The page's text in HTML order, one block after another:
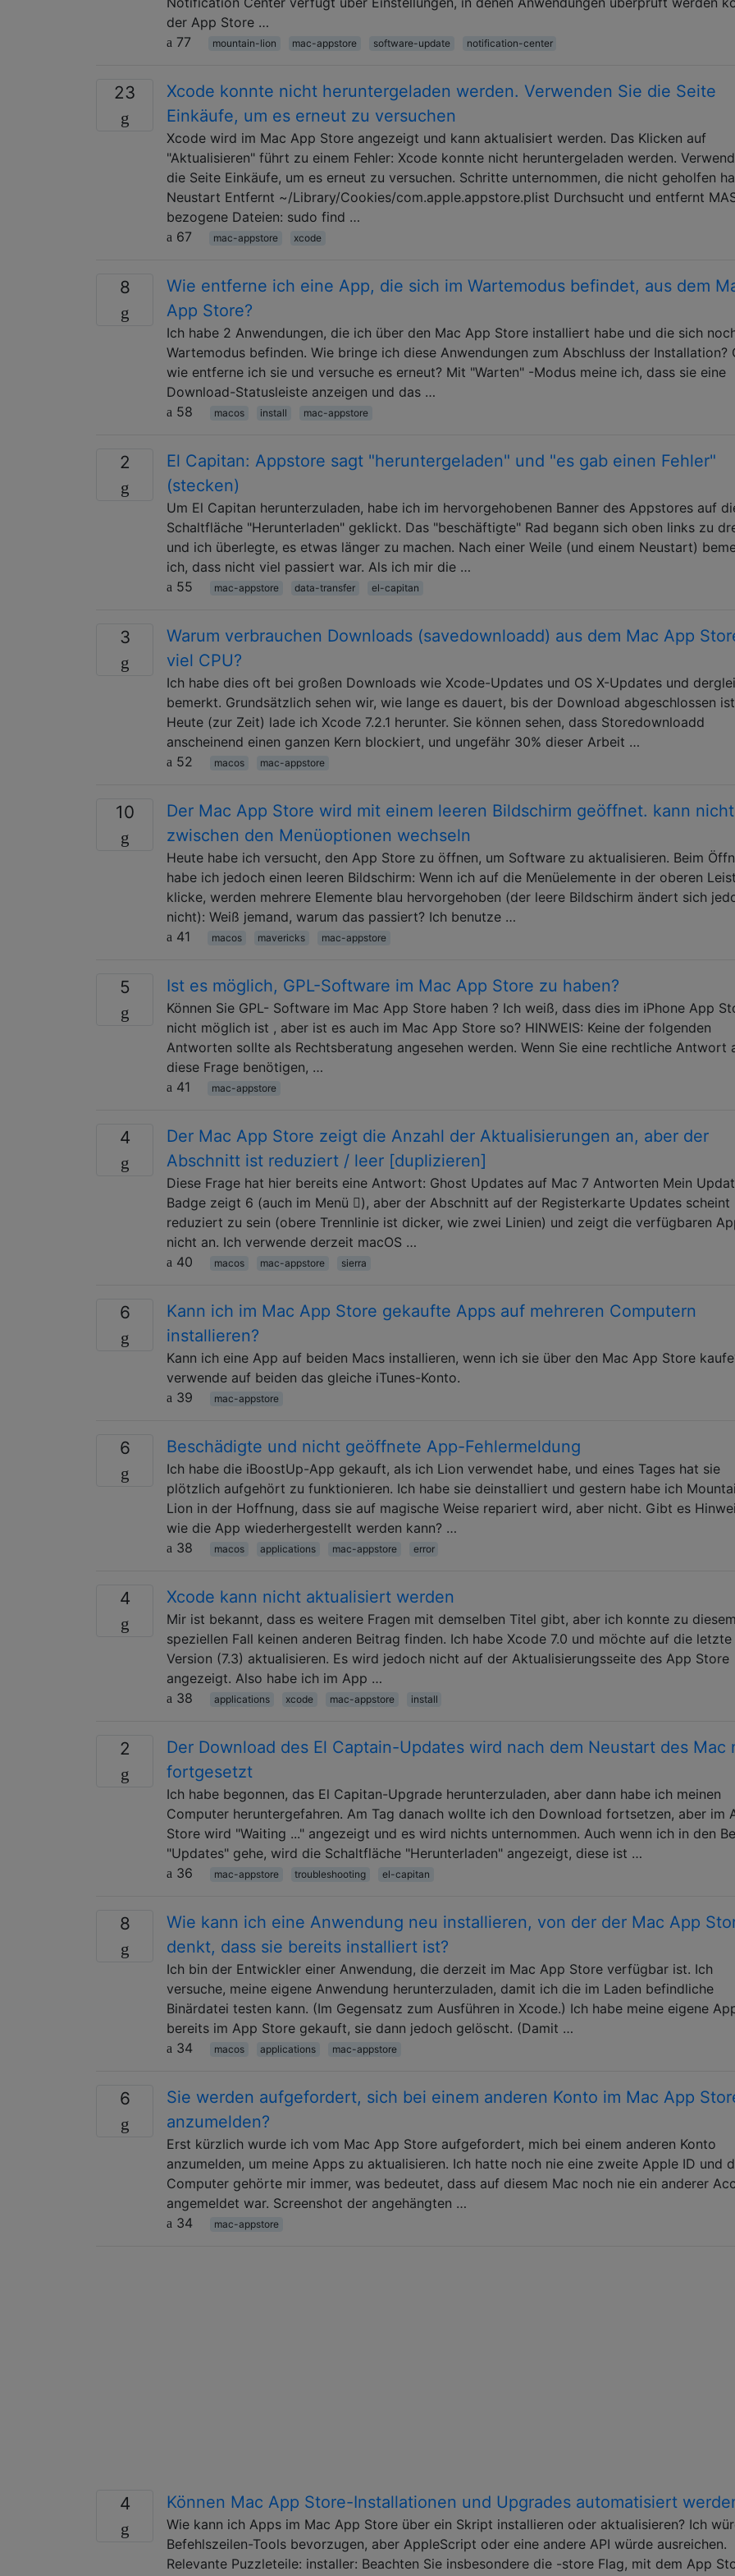
der App Store …
77
mountain-lion mac-appstore software-update notification-center
23
Xcode konnte nicht heruntergeladen werden. Verwenden Sie die Seite
Einkäufe, um es erneut zu versuchen
Xcode wird im Mac App Store angezeigt und kann aktualisiert werden. Das Klicken auf
"Aktualisieren" führt zu einem Fehler: Xcode konnte nicht heruntergeladen werden.
die Seite Einkäufe, um es erneut zu versuchen. Schritte unternommen, die nicht geholfen
Neustart Entfernt ~/Library/Cookies/com.apple.appstore.plist Durchsucht und entfernt
bezogene Dateien: sudo find …
67
mac-appstore xcode
8
Wie entferne ich eine App, die sich im Wartemodus befindet, aus dem
App Store?
Ich habe 2 Anwendungen, die ich über den Mac App Store installiert habe und die sich
Wartemodus befinden. Wie bringe ich diese Anwendungen zum Abschluss der Installation?
wie entferne ich sie und versuche es erneut? Mit "Warten" -Modus meine ich, dass sie eine
Download-Statusleiste anzeigen und das …
58
macos install mac-appstore
2
El Capitan: Appstore sagt "heruntergeladen" und "es gab einen Fehler"
(stecken)
Um El Capitan herunterzuladen, habe ich im hervorgehobenen Banner des Appstores auf
Schaltfläche "Herunterladen" geklickt. Das "beschäftigte" Rad begann sich oben links zu
und ich überlegte, es etwas länger zu machen. Nach einer Weile (und einem Neustart)
ich, dass nicht viel passiert war. Als ich mir die …
55
mac-appstore data-transfer el-capitan
3
Warum verbrauchen Downloads (savedownloadd) aus dem Mac App
viel CPU?
Ich habe dies oft bei großen Downloads wie Xcode-Updates und OS X-Updates und
bemerkt. Grundsätzlich sehen wir, wie lange es dauert, bis der Download abgeschlossen
Heute (zur Zeit) lade ich Xcode 7.2.1 herunter. Sie können sehen, dass Storedownloadd
anscheinend einen ganzen Kern blockiert, und ungefähr 30% dieser Arbeit …
52
macos mac-appstore
10
Der Mac App Store wird mit einem leeren Bildschirm geöffnet. kann nicht
zwischen den Menüoptionen wechseln
Heute habe ich versucht, den App Store zu öffnen, um Software zu aktualisieren. Beim
habe ich jedoch einen leeren Bildschirm: Wenn ich auf die Menüelemente in der oberen
klicke, werden mehrere Elemente blau hervorgehoben (der leere Bildschirm ändert sich
nicht): Weiß jemand, warum das passiert? Ich benutze …
41
macos mavericks mac-appstore
5 Ist es möglich, GPL-Software im Mac App Store zu haben?
Können Sie GPL- Software im Mac App Store haben ? Ich weiß, dass dies im iPhone App
nicht möglich ist , aber ist es auch im Mac App Store so? HINWEIS: Keine der folgenden
Antworten sollte als Rechtsberatung angesehen werden. Wenn Sie eine rechtliche Antwort
diese Frage benötigen, …
41
mac-appstore
4
Der Mac App Store zeigt die Anzahl der Aktualisierungen an, aber der
Abschnitt ist reduziert / leer [duplizieren]
Diese Frage hat hier bereits eine Antwort: Ghost Updates auf Mac 7 Antworten Mein
Badge zeigt 6 (auch im Menü ), aber der Abschnitt auf der Registerkarte Updates scheint
reduziert zu sein (obere Trennlinie ist dicker, wie zwei Linien) und zeigt die verfügbaren
nicht an. Ich verwende derzeit macOS …
40
macos mac-appstore sierra
6
Kann ich im Mac App Store gekaufte Apps auf mehreren Computern
installieren?
Kann ich eine App auf beiden Macs installieren, wenn ich sie über den Mac App Store
verwende auf beiden das gleiche iTunes-Konto.
39
mac-appstore
6 Beschädigte und nicht geöffnete App-Fehlermeldung
Ich habe die iBoostUp-App gekauft, als ich Lion verwendet habe, und eines Tages hat sie
plötzlich aufgehört zu funktionieren. Ich habe sie deinstalliert und gestern habe ich
Lion in der Hoffnung, dass sie auf magische Weise repariert wird, aber nicht. Gibt es
wie die App wiederhergestellt werden kann? …
38
macos applications mac-appstore error
4 Xcode kann nicht aktualisiert werden
Mir ist bekannt, dass es weitere Fragen mit demselben Titel gibt, aber ich konnte zu diesem
speziellen Fall keinen anderen Beitrag finden. Ich habe Xcode 7.0 und möchte auf die letzte
Version (7.3) aktualisieren. Es wird jedoch nicht auf der Aktualisierungsseite des App Store
angezeigt. Also habe ich im App …
38
applications xcode mac-appstore install
2
Der Download des El Captain-Updates wird nach dem Neustart des Mac
fortgesetzt
Ich habe begonnen, das El Capitan-Upgrade herunterzuladen, aber dann habe ich meinen
Computer heruntergefahren. Am Tag danach wollte ich den Download fortsetzen, aber im
Store wird "Waiting ..." angezeigt und es wird nichts unternommen. Auch wenn ich in den
"Updates" gehe, wird die Schaltfläche "Herunterladen" angezeigt, diese ist …
36
mac-appstore troubleshooting el-capitan
8
Wie kann ich eine Anwendung neu installieren, von der der Mac App
denkt, dass sie bereits installiert ist?
Ich bin der Entwickler einer Anwendung, die derzeit im Mac App Store verfügbar ist. Ich
versuche, meine eigene Anwendung herunterzuladen, damit ich die im Laden befindliche
Binärdatei testen kann. (Im Gegensatz zum Ausführen in Xcode.) Ich habe meine eigene
bereits im App Store gekauft, sie dann jedoch gelöscht. (Damit …
34
macos applications mac-appstore
6
Sie werden aufgefordert, sich bei einem anderen Konto im Mac App
anzumelden?
Erst kürzlich wurde ich vom Mac App Store aufgefordert, mich bei einem anderen Konto
anzumelden, um meine Apps zu aktualisieren. Ich hatte noch nie eine zweite Apple ID und
Computer gehörte mir immer, was bedeutet, dass auf diesem Mac noch nie ein anderer
angemeldet war. Screenshot der angehängten …
34
mac-appstore
4 Können Mac App Store-Installationen und Upgrades automatisiert
Wie kann ich Apps im Mac App Store über ein Skript installieren oder aktualisieren? Ich
Befehlszeilen-Tools bevorzugen, aber AppleScript oder eine andere API würde ausreichen.
Relevante Puzzleteile: installer: Beachten Sie insbesondere die -store Flag, mit dem App